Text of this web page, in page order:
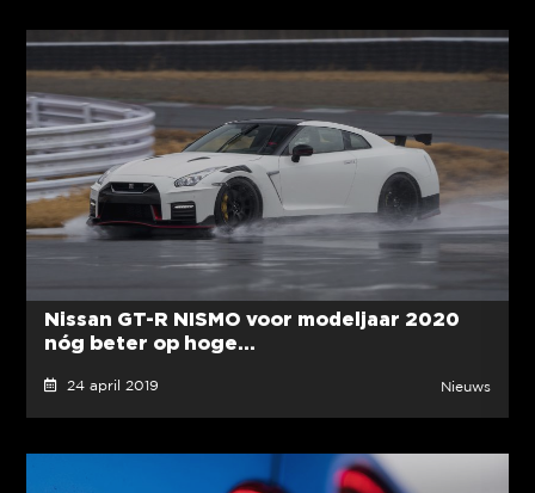
Nissan GT-R NISMO voor modeljaar 2020
nóg beter op hoge...
24 april 2019 Nieuws